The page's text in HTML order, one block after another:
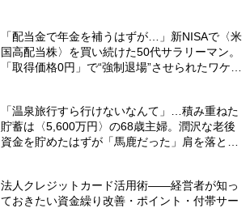
「配当金で年金を補うはずが…」新NISAで〈米
国高配当株〉を買い続けた50代サラリーマン。
「取得価格0円」で“強制退場”させられたワケ
「温泉旅行すら行けないなんて」…積み重ねた
貯蓄は〈5,600万円〉の68歳主婦。潤沢な老後
資金を貯めたはずが「馬鹿だった」肩を落とす
法人クレジットカード活用術――経営者が知っ
ておきたい資金繰り改善・ポイント・付帯サー